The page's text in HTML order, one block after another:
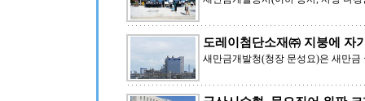
도레이첨단소재㈜ 지붕에 자
새만금개발청(청장 문성요)은 새만